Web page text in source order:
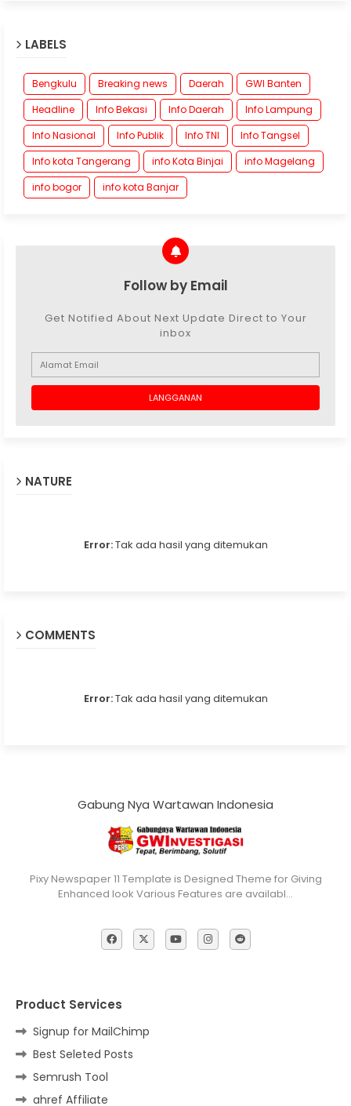
LABELS
Bengkulu Breaking news Daerah
GWI Banten
Headline
Info Bekasi Info Daerah
Info Lampung
Info Nasional
Info Publik Info TNI
Info Tangsel
Info kota Tangerang
info Kota Binjai
info Magelang
info bogor
info kota Banjar
Follow by Email
Get Notified About Next Update Direct to Your
inbox
NATURE
Error:Tak ada hasil yang ditemukan
COMMENTS
Error:Tak ada hasil yang ditemukan
Gabung Nya Wartawan Indonesia
Pixy Newspaper 11 Template is Designed Theme for Giving
Enhanced look Various Features are availabl…
Product Services
Signup for MailChimp
Best Seleted Posts
Semrush Tool
ahref Affiliate